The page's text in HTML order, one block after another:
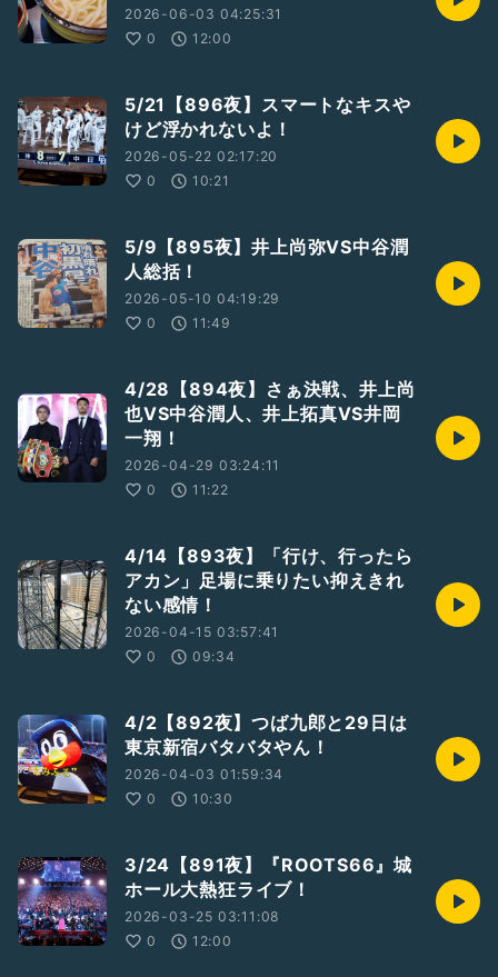
2026-06-03 04:25:31
0
12:00
5/21【896夜】スマートなキスや
けど浮かれないよ！
2026-05-22 02:17:20
0
10:21
5/9【895夜】井上尚弥VS中谷潤
人総括！
2026-05-10 04:19:29
0
11:49
4/28【894夜】さぁ決戦、井上尚
也VS中谷潤人、井上拓真VS井岡
一翔！
2026-04-29 03:24:11
0
11:22
4/14【893夜】「行け、行ったら
アカン」足場に乗りたい抑えきれ
ない感情！
2026-04-15 03:57:41
0
09:34
4/2【892夜】つば九郎と29日は
東京新宿バタバタやん！
2026-04-03 01:59:34
0
10:30
3/24【891夜】『ROOTS66』城
ホール大熱狂ライブ！
2026-03-25 03:11:08
0
12:00